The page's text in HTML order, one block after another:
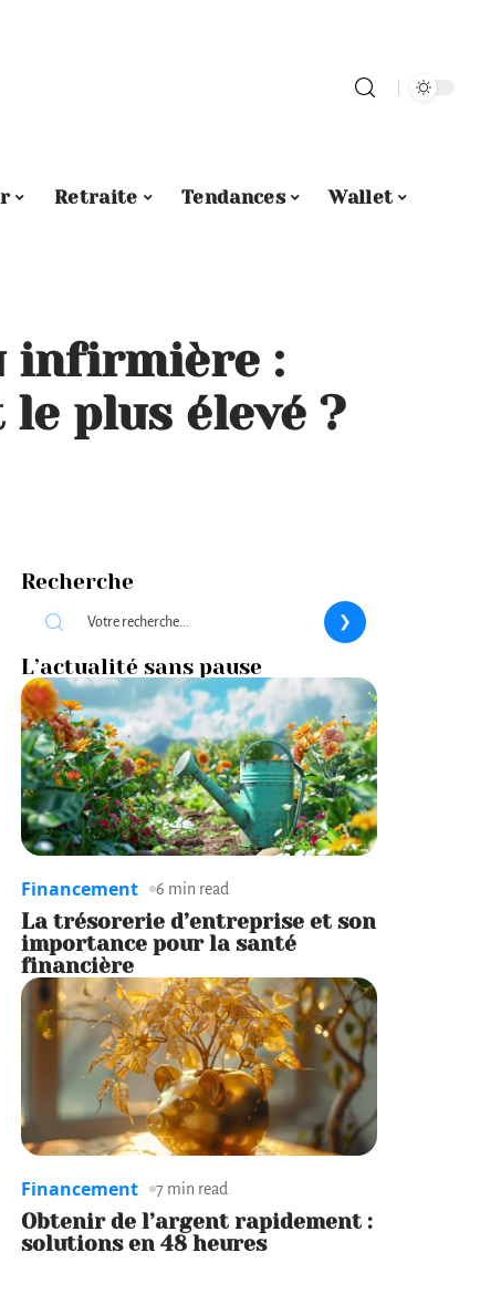
Retraite Tendances Wallet
infirmière :
plus élevé ?
Recherche
L’actualité sans pause
Financement 6 min read
La trésorerie d’entreprise et son
importance pour la santé
financière
Financement 7 min read
Obtenir de l’argent rapidement :
solutions en 48 heures